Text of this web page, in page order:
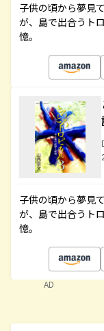
子供の頃から夢見
が、島で出合うト
憶。
子供の頃から夢見
が、島で出合うト
憶。
AD